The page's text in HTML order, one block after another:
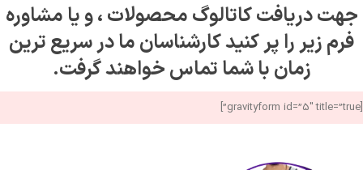
جهت دریافت کاتالوگ محصولات ، و یا مشاوره
فرم زیر را پر کنید کارشناسان ما در سریع ترین
زمان با شما تماس خواهند گرفت.
[gravityform id=”5″ title=”true”]